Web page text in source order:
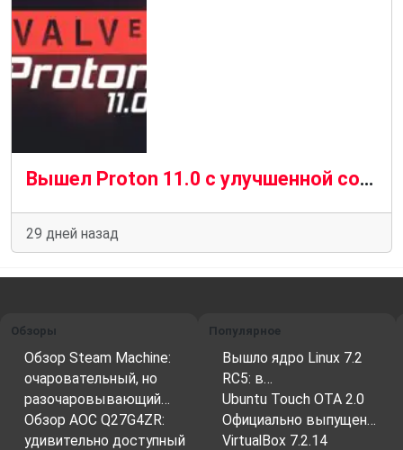
Вышел Proton 11.0 с улучшенной совместимостью для игр на Linux
29 дней назад
Обзоры
Обзор Steam Machine:
очаровательный, но
разочаровывающий…
Обзор AOC Q27G4ZR:
удивительно доступный
Популярное
Вышло ядро ​​Linux 7.2
RC5: в…
Ubuntu Touch OTA 2.0
Официально выпущен…
VirtualBox 7.2.14